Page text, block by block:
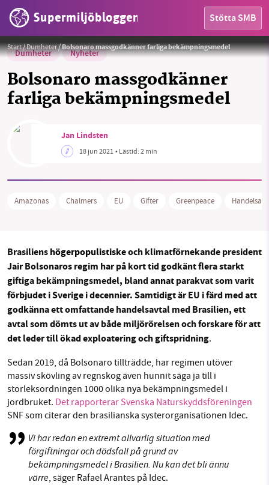
Supermiljöbloggen Stötta SMB
OMRÅDEN
OM OSS
Sök Sparade inlägg Tipsa oss
Facebook Instagram BlueSky
Threads LinkedIn
Start/Dumheter/Bolsonaro massgodkänner farliga bekämpningsmedel
Dumheter Nyheter
Bolsonaro massgodkänner
farliga bekämpningsmedel
BekämpningsmedelFoto:Andy Powell
Jan Lindsten
18 jun 2021• Lästid:2 min
Amazonas Chalmers EU Gifter Greenpeace
Brasilienshögerpopulistiskeoch klimatförnekande president
Jair Bolsonaros regim har på kort tid godkänt flera starkt
giftiga bekämpningsmedel, blandannatparakvat som varit
förbjudet i Sverige i decennier. Samtidigt är EU i färd med att
godkänna ett omfattande handelsavtal med Brasilien, ett
avtal som dömts ut av både miljörörelsen och forskareför att
det leder till ökad exploatering och giftspridning.
Sedan 2019, då Bolsonaro tillträdde, har regimen utöver
massiv skövling av regnskog även hunnit säga ja till i
storleksordningen 1000 olika nya bekämpningsmedel i
jordbruket. Det rapporterar Svenska Naturskyddsföreningen
SNF som citerar den brasilianska systerorganisationen Idec.
Vi har redan en extremt allvarlig situation med
förgiftningar och dödsfall på grund av
bekämpningsmedel i Brasilien. Nu kan det bli ännu
värre, säger Rafael Arantes på Idec.
SMB kämpar för en hållbar framtid. Sedan
starten 2010 har vår ideella redaktion drivit
miljödebatten framåt genom
nyhetsbevakning och granskningar. Nu vill vi
utveckla vårt arbete – och vi hoppas att du
vill hjälpa oss.
Stötta vårt arbete genom att swisha en slant till
1231368703
Läs vad vi vill göra